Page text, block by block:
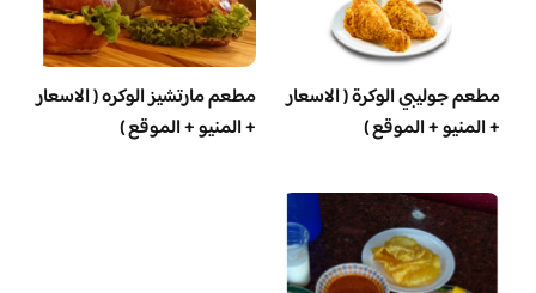
مطعم جوليبي الوكرة ( الاسعار
+ المنيو + الموقع )
مطعم مارتشيز الوكره ( الاسعار
+ المنيو + الموقع )